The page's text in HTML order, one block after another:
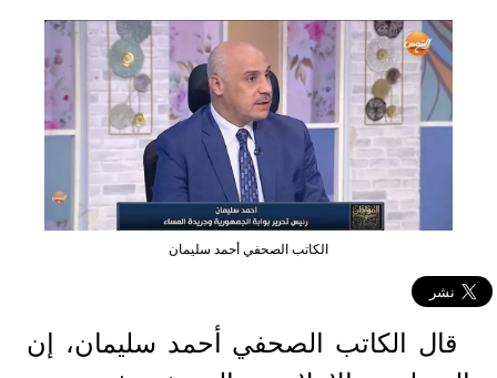
الكاتب الصحفي أحمد سليمان
قال الكاتب الصحفي أحمد سليمان، إن